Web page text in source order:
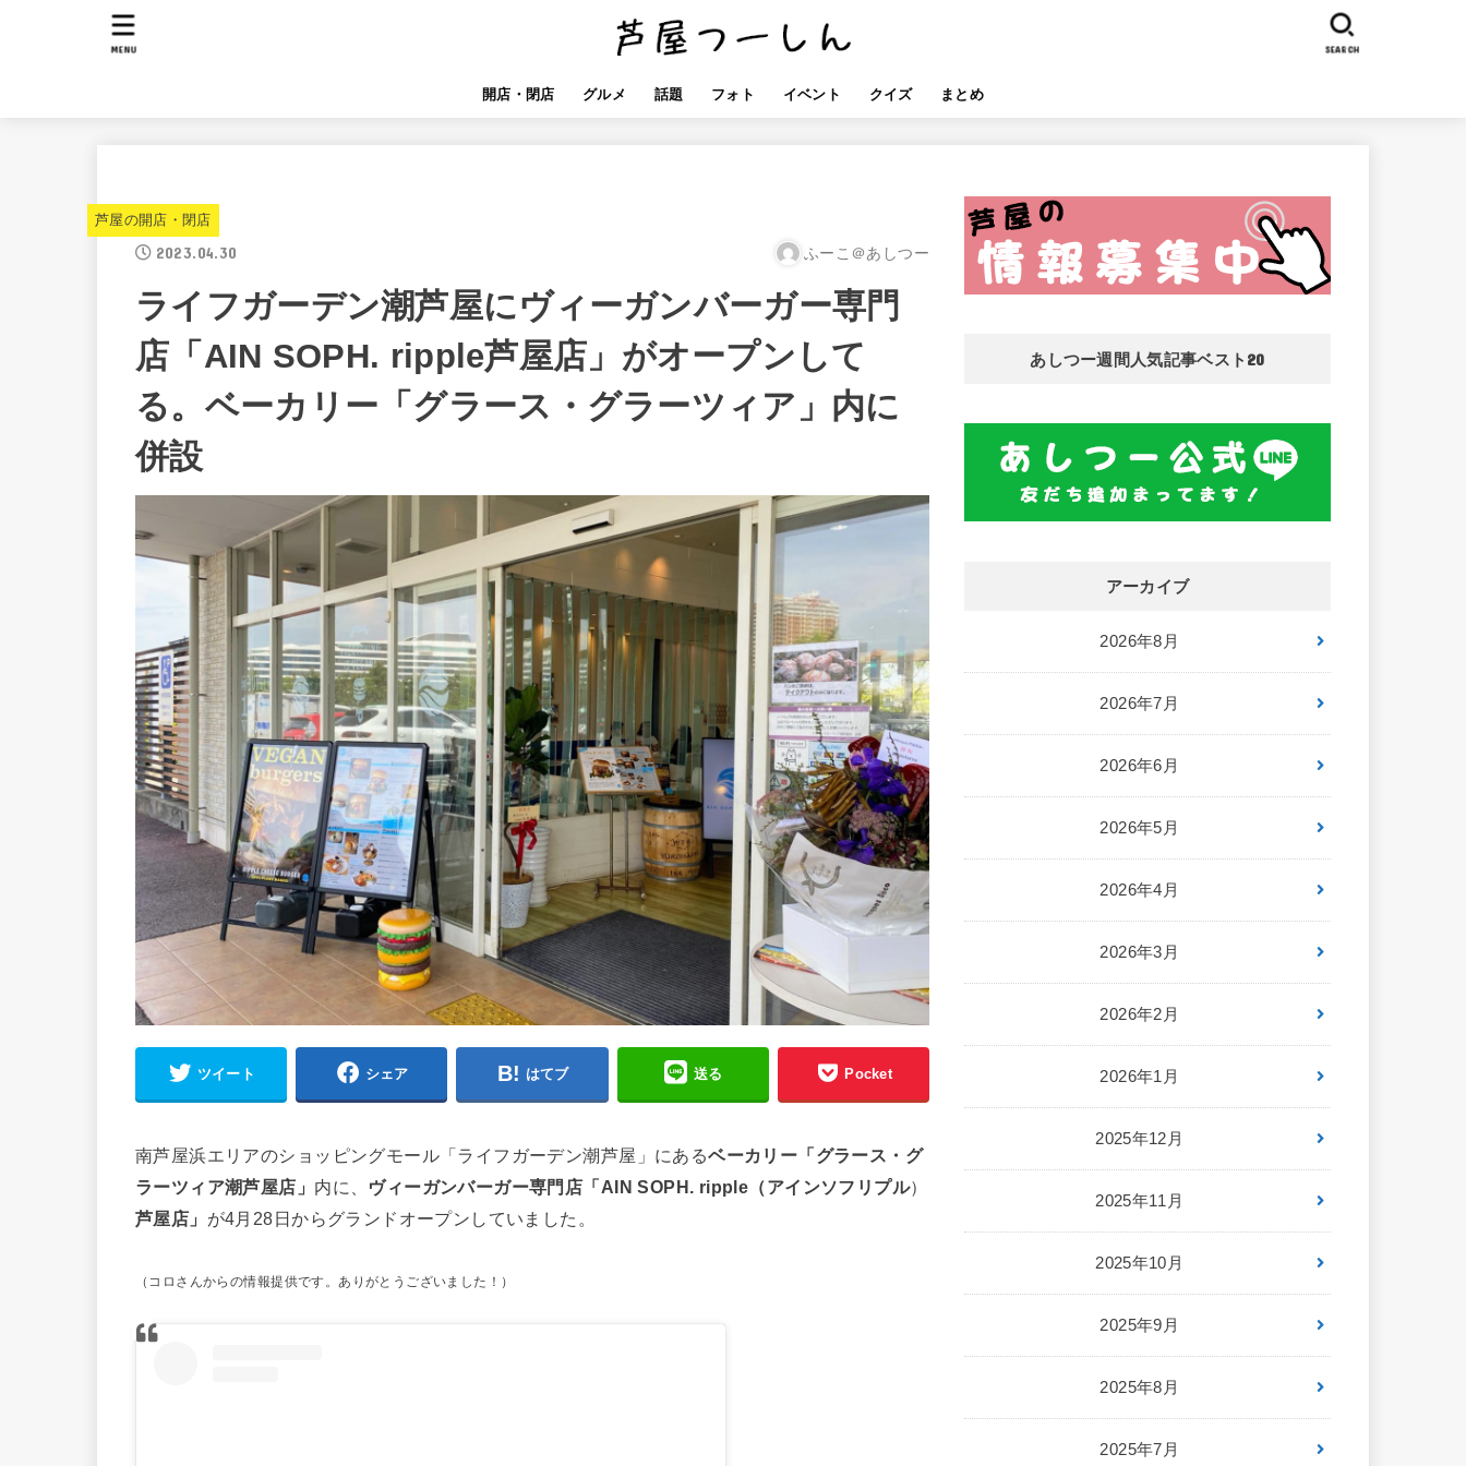
開店・閉店 グルメ 話題 フォト イベント クイズ まとめ
SEARCH
MENU
芦屋の開店・閉店
2023.04.30 ふーこ＠あしつー
ライフガーデン潮芦屋にヴィーガンバーガー専門
店「AIN SOPH. ripple芦屋店」がオープンして
る。ベーカリー「グラース・グラーツィア」内に
併設
ツイート シェア はてブ 送る Pocket
南芦屋浜エリアのショッピングモール「ライフガーデン潮芦屋」にあるベーカリー「グラース・グ
ラーツィア潮芦屋店」 内に、 ヴィーガンバーガー専門店「AIN SOPH. ripple（アインソフリプル）
芦屋店」 が4月28日からグランドオープンしていました。
（コロさんからの情報提供です。ありがとうございました！）
あしつー週間人気記事ベスト20
アーカイブ
2026年8月
2026年7月
2026年6月
2026年5月
2026年4月
2026年3月
2026年2月
2026年1月
2025年12月
2025年11月
2025年10月
2025年9月
2025年8月
2025年7月